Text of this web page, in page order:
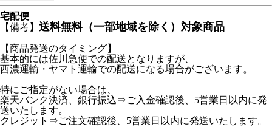
宅配便
【備考】 送料無料（一部地域を除く）対象商品
【商品発送のタイミング】
基本的には佐川急便での配送となりますが、
西濃運輸・ヤマト運輸での配送になる場合がございます。
特にご指定がない場合は、
楽天バンク決済、銀行振込⇒ご入金確認後、5営業日以内に発
送いたします。
クレジット⇒ご注文確認後、5営業日以内に発送いたします。